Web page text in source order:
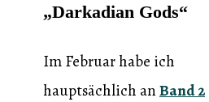
„Darkadian Gods“
Im Februar habe ich
hauptsächlich anBand 2